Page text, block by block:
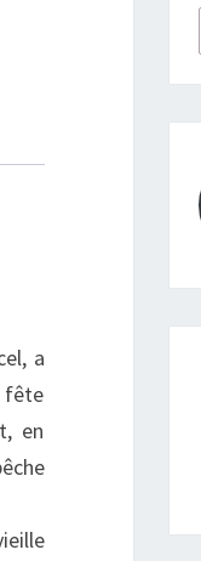
a
fête
en